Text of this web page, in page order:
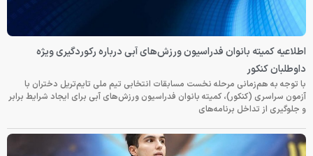
اطلاعیه کمیته بانوان فدراسیون ورزش‌های آبی درباره رکوردگیری ویژه
داوطلبان کنکور
با توجه به هم‌زمانی مرحله نخست مسابقات انتخابی تیم ملی تایم‌تریل دختران با
آزمون سراسری (کنکور)، کمیته بانوان فدراسیون ورزش‌های آبی برای ایجاد شرایط برابر
و جلوگیری از تداخل برنامه‌های